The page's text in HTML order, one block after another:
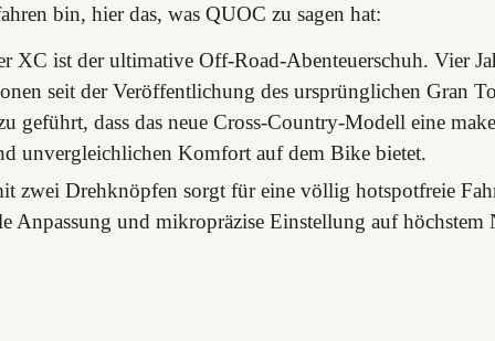
bin, hier das, was QUOC zu sagen hat:
XC ist der ultimative Off-Road-Abenteuerschuh. Vier
seit der Veröffentlichung des ursprünglichen Gran
geführt, dass das neue Cross-Country-Modell eine
unvergleichlichen Komfort auf dem Bike bietet.
zwei Drehknöpfen sorgt für eine völlig hotspotfreie
Anpassung und mikropräzise Einstellung auf höchstem